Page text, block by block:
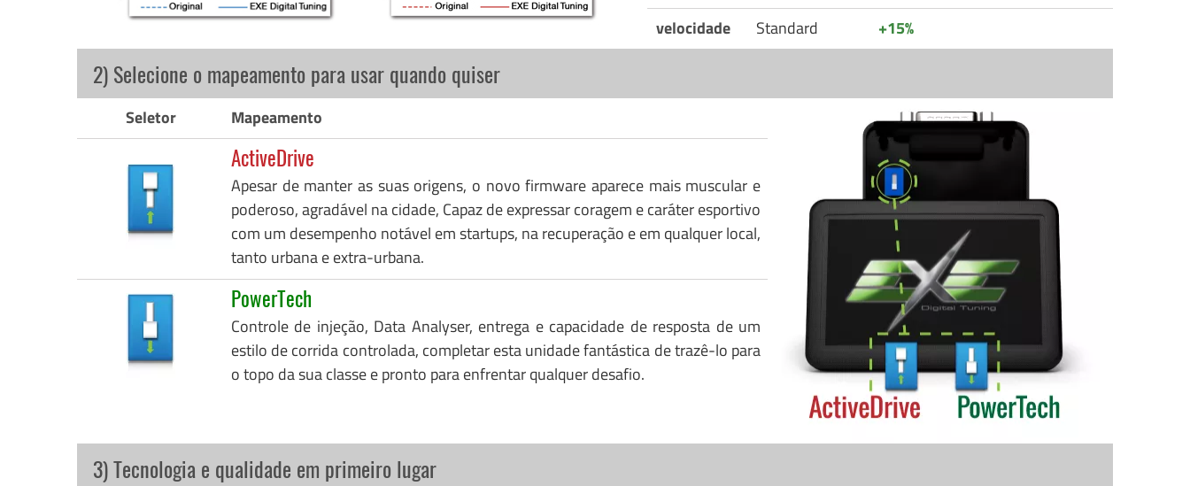
velocidade
Standard +15%
2) Selecione o mapeamento para usar quando quiser
Seletor Mapeamento
ActiveDrive
Apesar de manter as suas origens, o novo firmware aparece mais muscular e
poderoso, agradável na cidade, Capaz de expressar coragem e caráter esportivo
com um desempenho notável em startups, na recuperação e em qualquer local,
tanto urbana e extra-urbana.
PowerTech
Controle de injeção, Data Analyser, entrega e capacidade de resposta de um
estilo de corrida controlada, completar esta unidade fantástica de trazê-lo para
o topo da sua classe e pronto para enfrentar qualquer desafio.
3) Tecnologia e qualidade em primeiro lugar